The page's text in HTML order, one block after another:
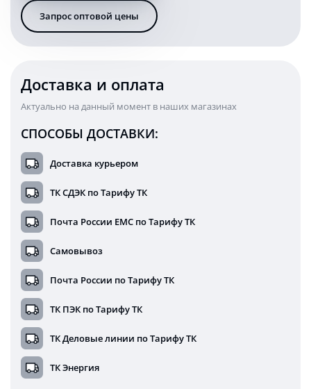
головного
света
c
1455WBDHO
Запрос оптовой цены
Доставка и оплата
Актуально на данный момент в наших магазинах
СПОСОБЫ ДОСТАВКИ:
Доставка курьером
ТК СДЭК по Тарифу ТК
Почта России ЕМС по Тарифу ТК
Самовывоз
Почта России по Тарифу ТК
ТК ПЭК по Тарифу ТК
ТК Деловые линии по Тарифу ТК
ТК Энергия